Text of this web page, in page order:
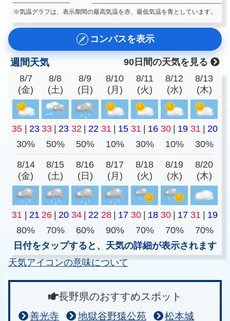
※気温グラフは、表示期間の最高気温を赤、最低気温を青としています。
コンパスを表示
週間天気
90日間の天気を見る
8/7
(金)
8/8
(土)
8/9
(日)
8/10
(月)
8/11
(火)
8/12
(水)
8/13
(木)
35 | 23 33 | 23 32 | 22 31 | 15 31 | 16 30 | 19 31 | 20
30%
50% 50% 10% 30% 10% 30%
8/14
(金)
8/15
(土)
8/16
(日)
8/17
(月)
8/18
(火)
8/19
(水)
8/20
(木)
31 | 21 26 | 20 34 | 22 28 | 17 30 | 18 30 | 17 31 | 19
80%
70% 60% 90% 70% 70%
70%
日付をタップすると、天気の詳細が表示されます
天気アイコンの意味について
長野県のおすすめスポット
善光寺 地獄谷野猿公苑
松本城